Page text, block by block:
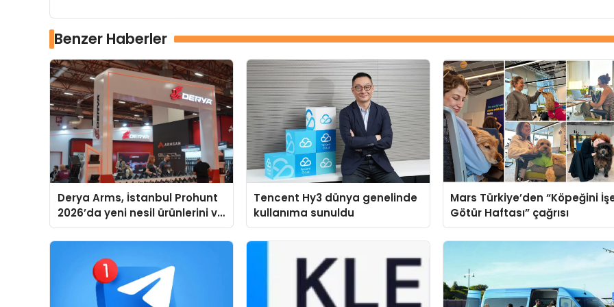
Benzer Haberler
Derya Arms, İstanbul Prohunt
2026’da yeni nesil ürünlerini ve
global marka vizyonunu
sergiledi
Tencent Hy3 dünya genelinde
kullanıma sunuldu
Mars Türkiye’den “Köpeğini
Götür Haftası” çağrısı